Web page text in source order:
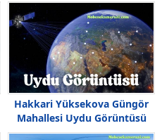
Hakkari Yüksekova Güngör
Mahallesi Uydu Görüntüsü
Haritası